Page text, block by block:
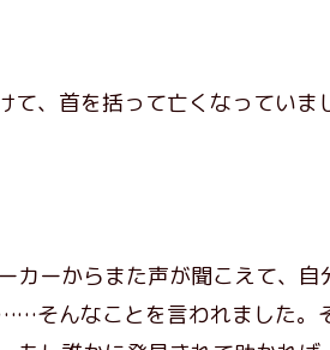
、首を括って亡くなっていま
カーからまた声が聞こえて、
そんなことを言われました。